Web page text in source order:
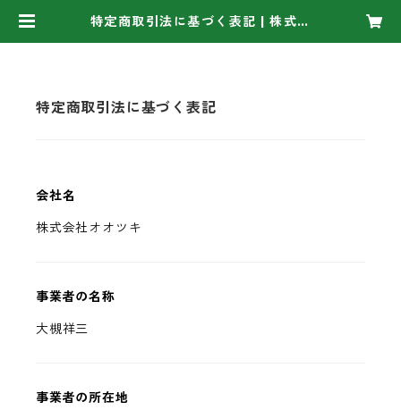
特定商取引法に基づく表記 | 株式会
特定商取引法に基づく表記
会社名
株式会社オオツキ
事業者の名称
大槻祥三
事業者の所在地